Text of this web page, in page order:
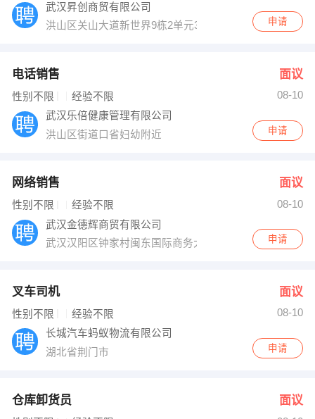
武汉昇创商贸有限公司
洪山区关山大道新世界9栋2单元3201室
申请
电话销售 面议
性别不限 经验不限
08-10
武汉乐倍健康管理有限公司
洪山区街道口省妇幼附近
申请
网络销售 面议
性别不限 经验不限
08-10
武汉金德辉商贸有限公司
武汉汉阳区钟家村闽东国际商务大厦3A2408
申请
叉车司机 面议
性别不限 经验不限
08-10
长城汽车蚂蚁物流有限公司
湖北省荆门市
申请
仓库卸货员 面议